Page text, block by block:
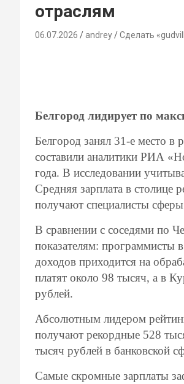
отраслям
06.07.2026 andrey Сделать
Белгород лидирует по
Белгород занял 31-е место в
составили аналитики РИА
года. В исследовании
Средняя зарплата в столице
получают специалисты
В сравнении с соседями по
показателям: программисты
доходов приходится на
платят около 98 тысяч, а в
рублей.
Абсолютным лидером
получают рекордные 528
тысяч рублей в банковской
Самые скромные зарплаты